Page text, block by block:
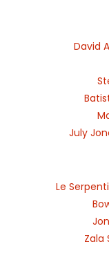
David
July
Le
Zala